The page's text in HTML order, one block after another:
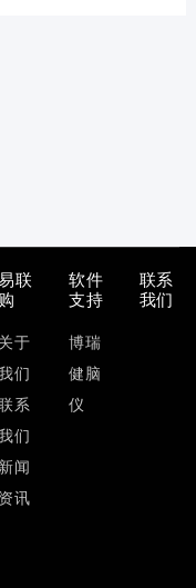
联
购
关于
们
系
们
新闻
资讯
软件
支持
博瑞
健脑
仪
联系
我们